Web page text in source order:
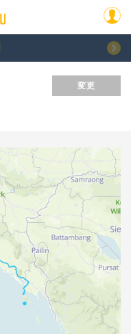
変更